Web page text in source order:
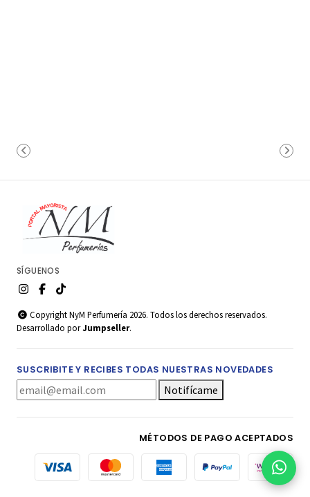
SÍGUENOS
Copyright NyM Perfumería 2026. Todos los derechos reservados.
Desarrollado porJumpseller.
SUSCRIBITE Y RECIBES TODAS NUESTRAS NOVEDADES
Notifícame
MÉTODOS DE PAGO ACEPTADOS